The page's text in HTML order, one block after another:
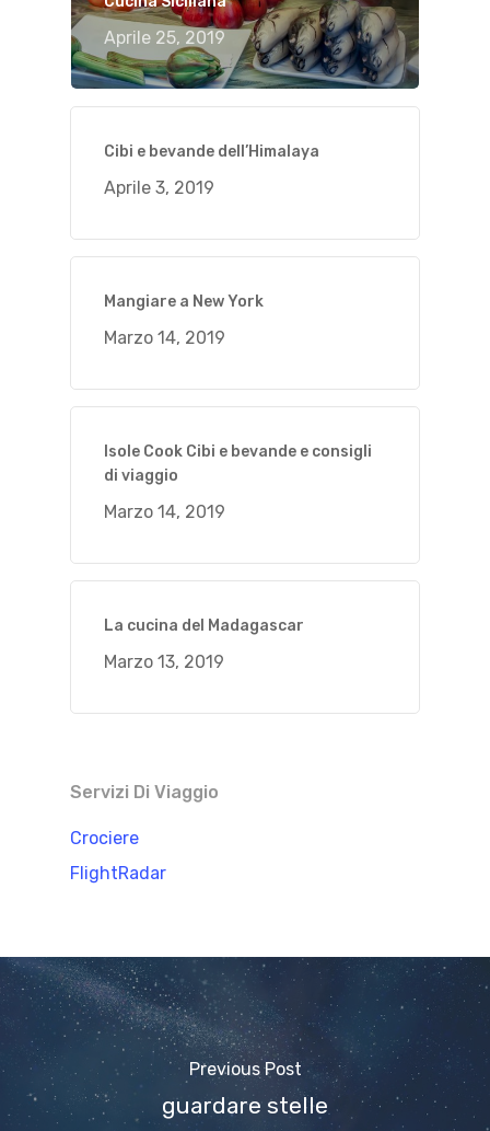
Aprile 25, 2019
Cibi e bevande dell’Himalaya
Aprile 3, 2019
Mangiare a New York
Marzo 14, 2019
Isole Cook Cibi e bevande e consigli
di viaggio
Marzo 14, 2019
La cucina del Madagascar
Marzo 13, 2019
Servizi Di Viaggio
Crociere
FlightRadar
Previous Post
guardare stelle